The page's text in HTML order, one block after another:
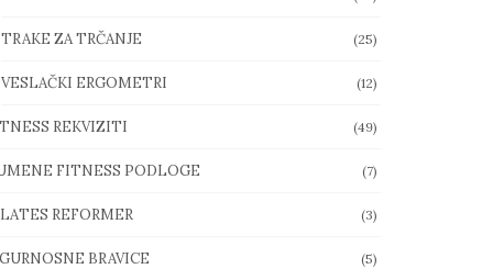
TRAKE ZA TRČANJE (25)
VESLAČKI ERGOMETRI (12)
REKVIZITI (49)
FITNESS PODLOGE (7)
REFORMER (3)
BRAVICE (5)